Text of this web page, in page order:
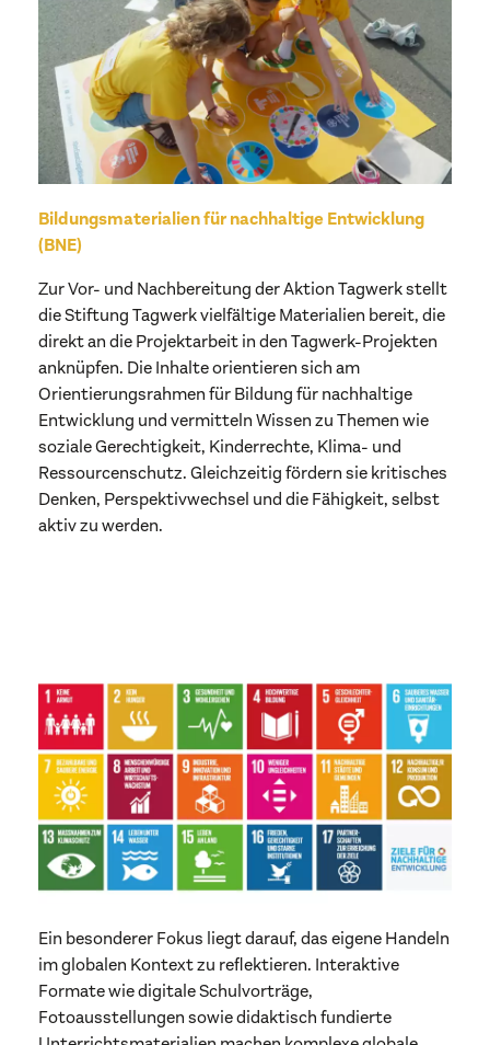
Bildungsmaterialien für nachhaltige Entwicklung
(BNE)
Zur Vor- und Nachbereitung der Aktion Tagwerk stellt
die Stiftung Tagwerk vielfältige Materialien bereit, die
direkt an die Projektarbeit in den Tagwerk-Projekten
anknüpfen. Die Inhalte orientieren sich am
Orientierungsrahmen für Bildung für nachhaltige
Entwicklung und vermitteln Wissen zu Themen wie
soziale Gerechtigkeit, Kinderrechte, Klima- und
Ressourcenschutz. Gleichzeitig fördern sie kritisches
Denken, Perspektivwechsel und die Fähigkeit, selbst
aktiv zu werden.
Ein besonderer Fokus liegt darauf, das eigene Handeln
im globalen Kontext zu reflektieren. Interaktive
Formate wie digitale Schulvorträge,
Fotoausstellungen sowie didaktisch fundierte